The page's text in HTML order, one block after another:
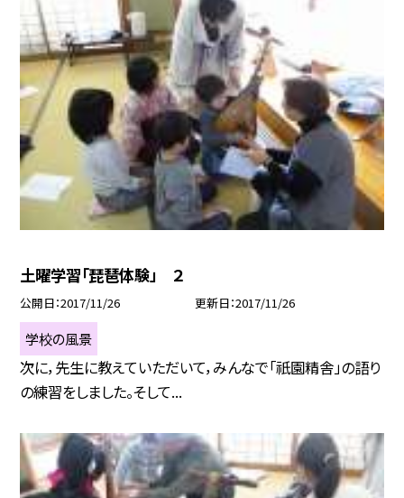
土曜学習「琵琶体験」 ２
公開日 2017/11/26 更新日 2017/11/26
学校の風景
次に，先生に教えていただいて，みんなで「祇園精舎」の語り
の練習をしました。そして...